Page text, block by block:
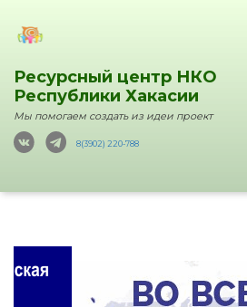
Ресурсный центр НКО
Республики Хакасии
Мы помогаем создать из идеи проект
8(3902) 220-788